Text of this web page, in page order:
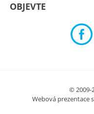
OBJEVTE
© 2009-
Webová prezentace